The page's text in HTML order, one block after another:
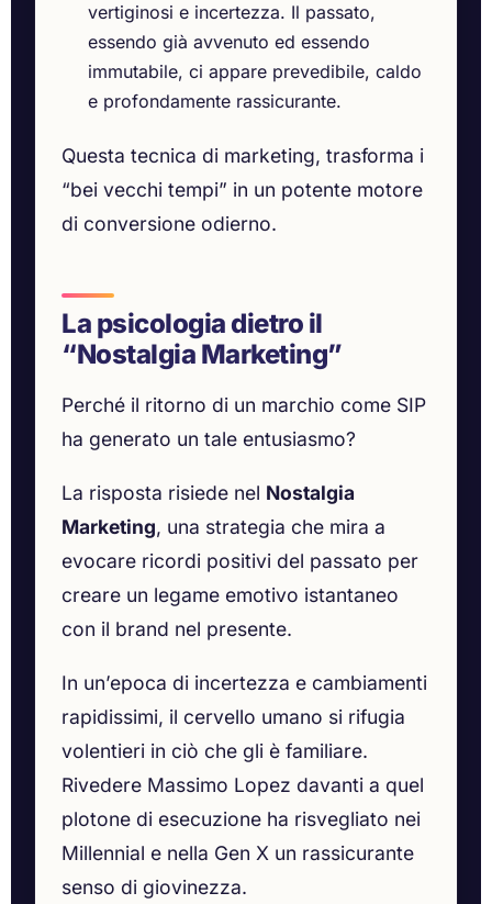
vertiginosi e incertezza. Il passato,
essendo già avvenuto ed essendo
immutabile, ci appare prevedibile, caldo
e profondamente rassicurante.
Questa tecnica di marketing, trasforma i
“bei vecchi tempi” in un potente motore
di conversione odierno.
La psicologia dietro il
“Nostalgia Marketing”
Perché il ritorno di un marchio come SIP
ha generato un tale entusiasmo?
La risposta risiede nel Nostalgia
Marketing, una strategia che mira a
evocare ricordi positivi del passato per
creare un legame emotivo istantaneo
con il brand nel presente.
In un’epoca di incertezza e cambiamenti
rapidissimi, il cervello umano si rifugia
volentieri in ciò che gli è familiare.
Rivedere Massimo Lopez davanti a quel
plotone di esecuzione ha risvegliato nei
Millennial e nella Gen X un rassicurante
senso di giovinezza.